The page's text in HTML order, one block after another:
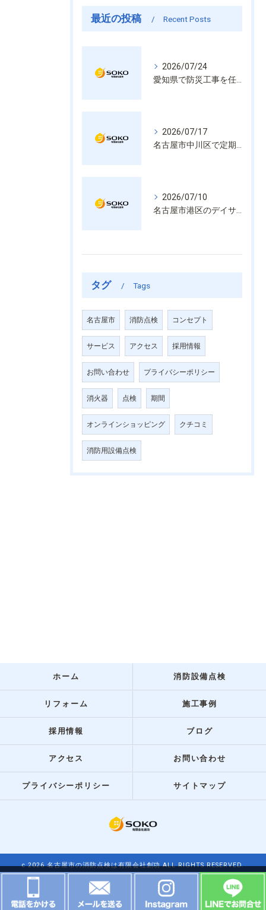
最近の投稿 Recent Posts
2026/07/24
2026/07/17
2026/07/10
タグ Tags
名古屋市 消防点検 コンセプト
サービス アクセス 採用情報
お問い合わせ プライバシーポリシー
消火器 点検 期間
オンラインショッピング クチコミ
消防用設備点検
ホーム 消防設備点検
リフォーム 施工事例
採用情報 ブログ
アクセス お問い合わせ
プライバシーポリシー サイトマップ
c 2026 名古屋市の消防点検は有限会社創功 ALL RIGHTS RESERVED.